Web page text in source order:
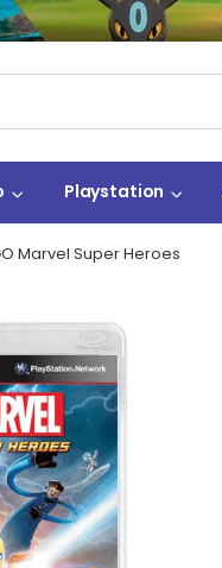
Playstation
Marvel Super Heroes